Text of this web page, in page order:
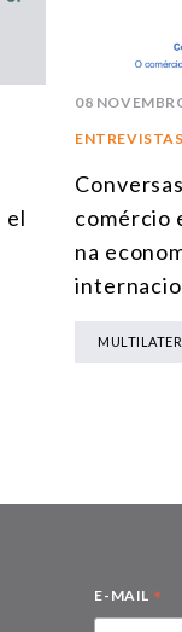
el
08
ENTREVISTAS
comércio
na
E-MAIL *